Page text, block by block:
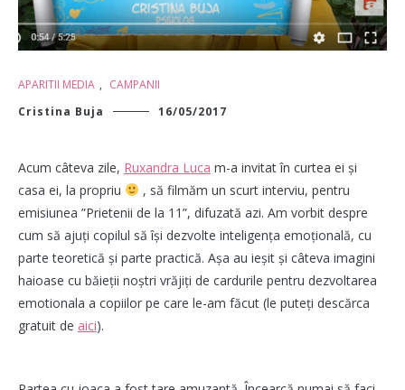
APARITII MEDIA , CAMPANII
Cristina Buja
16/05/2017
Acum câteva zile, Ruxandra Luca m-a invitat în curtea ei și
casa ei, la propriu
, să filmăm un scurt interviu, pentru
emisiunea ”Prietenii de la 11”, difuzată azi. Am vorbit despre
cum să ajuți copilul să își dezvolte inteligența emoțională, cu
parte teoretică și parte practică. Așa au ieșit și câteva imagini
haioase cu băieții noștri vrăjiți de cardurile pentru dezvoltarea
emotionala a copiilor pe care le-am făcut (le puteți descărca
gratuit de aici).